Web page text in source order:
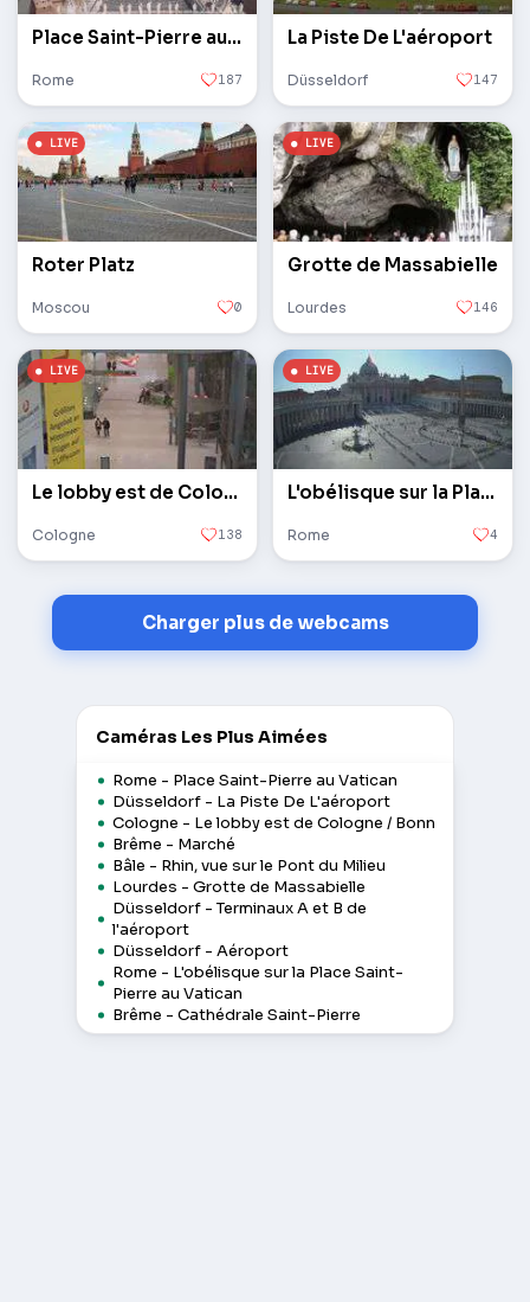
Place Saint-Pierre au Vatican
Rome 187
La Piste De L'aéroport
Düsseldorf 147
Roter Platz
Moscou 0
Grotte de Massabielle
Lourdes 146
Le lobby est de Cologne / Bonn
Cologne 138
L'obélisque sur la Place Saint-Pierre au Vatican
Rome 4
Charger plus de webcams
Caméras Les Plus Aimées
Rome - Place Saint-Pierre au Vatican
Düsseldorf - La Piste De L'aéroport
Cologne - Le lobby est de Cologne / Bonn
Brême - Marché
Bâle - Rhin, vue sur le Pont du Milieu
Lourdes - Grotte de Massabielle
Düsseldorf - Terminaux A et B de
l'aéroport
Düsseldorf - Aéroport
Rome - L'obélisque sur la Place Saint-
Pierre au Vatican
Brême - Cathédrale Saint-Pierre